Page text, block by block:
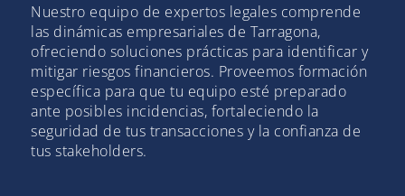
Nuestro equipo de expertos legales comprende
las dinámicas empresariales de Tarragona,
ofreciendo soluciones prácticas para identificar y
mitigar riesgos financieros. Proveemos formación
específica para que tu equipo esté preparado
ante posibles incidencias, fortaleciendo la
seguridad de tus transacciones y la confianza de
tus stakeholders.